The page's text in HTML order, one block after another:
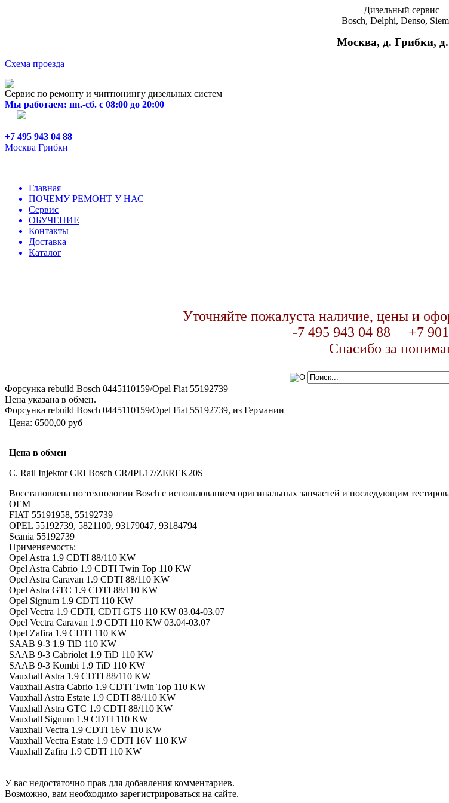
Дизельный сервис
Bosch, Delphi, Denso,
Москва, д. Грибки,
Схема проезда
Сервис по ремонту и чиптюнингу дизельных систем
Мы работаем: пн.-сб. с 08:00 до 20:00
+7 495 943 04 88
Москва Грибки
Главная
ПОЧЕМУ РЕМОНТ У НАС
Сервис
ОБУЧЕНИЕ
Контакты
Доставка
Каталог
Уточняйте пожалуста наличие, цены и
-7 495 943 04 88 +7 901
Спасибо за
Форсунка rebuild Bosch 0445110159/Opel Fiat 55192739
Цена указана в обмен.
Форсунка rebuild Bosch 0445110159/Opel Fiat 55192739, из Германии
Цена: 6500,00 руб
Цена в обмен
C. Rail Injektor CRI Bosch CR/IPL17/ZEREK20S
Восстановлена по технологии Bosch с использованием оригинальных запчастей и последующим
OEM
FIAT 55191958, 55192739
OPEL 55192739, 5821100, 93179047, 93184794
Scania 55192739
Применяемость:
Opel Astra 1.9 CDTI 88/110 KW
Opel Astra Cabrio 1.9 CDTI Twin Top 110 KW
Opel Astra Caravan 1.9 CDTI 88/110 KW
Opel Astra GTC 1.9 CDTI 88/110 KW
Opel Signum 1.9 CDTI 110 KW
Opel Vectra 1.9 CDTI, CDTI GTS 110 KW 03.04-03.07
Opel Vectra Caravan 1.9 CDTI 110 KW 03.04-03.07
Opel Zafira 1.9 CDTI 110 KW
SAAB 9-3 1.9 TiD 110 KW
SAAB 9-3 Cabriolet 1.9 TiD 110 KW
SAAB 9-3 Kombi 1.9 TiD 110 KW
Vauxhall Astra 1.9 CDTI 88/110 KW
Vauxhall Astra Cabrio 1.9 CDTI Twin Top 110 KW
Vauxhall Astra Estate 1.9 CDTI 88/110 KW
Vauxhall Astra GTC 1.9 CDTI 88/110 KW
Vauxhall Signum 1.9 CDTI 110 KW
Vauxhall Vectra 1.9 CDTI 16V 110 KW
Vauxhall Vectra Estate 1.9 CDTI 16V 110 KW
Vauxhall Zafira 1.9 CDTI 110 KW
У вас недостаточно прав для добавления комментариев.
Возможно, вам необходимо зарегистрироваться на сайте.